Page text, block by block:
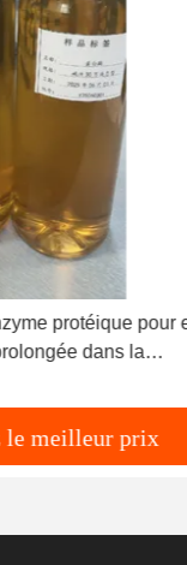
protéique pour
dans la
le meilleur prix